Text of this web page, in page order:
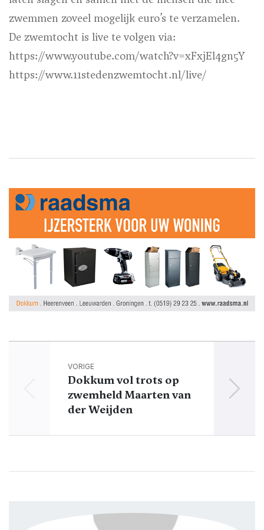
zwemmen zoveel mogelijk euro’s te verzamelen.
De zwemtocht is live te volgen via:
https://www.youtube.com/watch?v=xFxjEl4gn5Y
https://www.11stedenzwemtocht.nl/live/
VORIGE
Dokkum vol trots op
zwemheld Maarten van
der Weijden